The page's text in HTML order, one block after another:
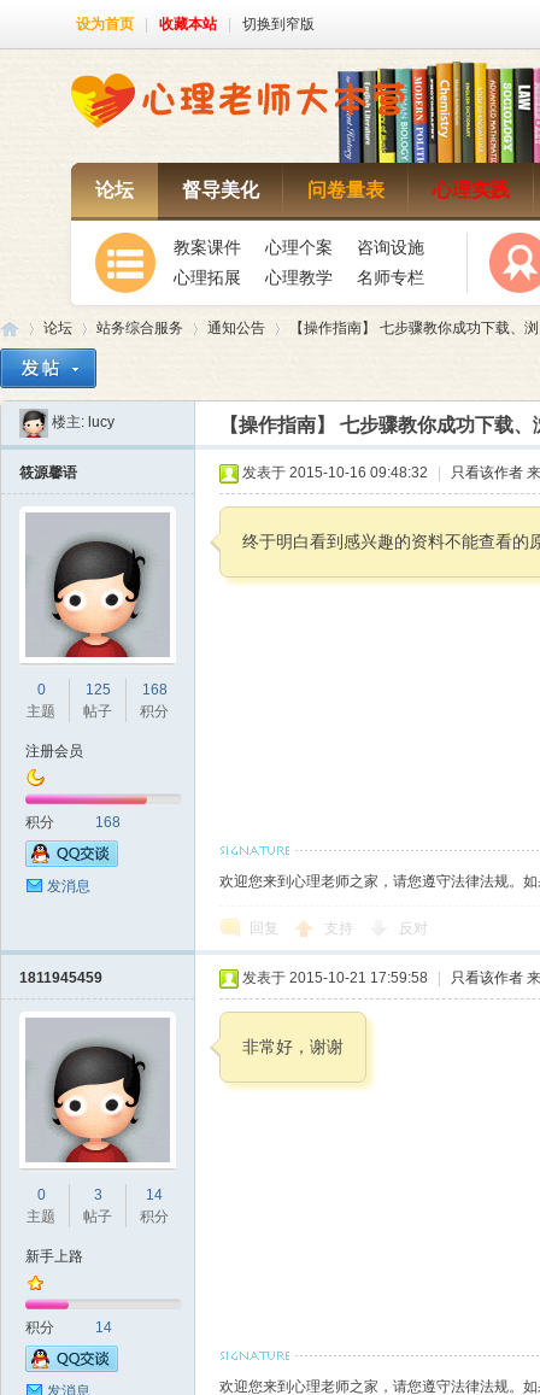
设为首页 收藏本站 切换到窄版
论坛 督导美化 问卷量表 心理实践
教案课件 心理个案
咨询设施
心理拓展
心理教学 名师专栏
»
论坛
›
站务综合服务 通知公告
›
【操作指南】 七步骤教你成功下载、
楼主: lucy 【操作指南】 七步骤教你成功下载
筱源馨语
0
主题
125
帖子
168
积分
注册会员
积分 168
发消息
发表于 2015-10-16 09:48:32 只看该作者
终于明白看到感兴趣的资料不能查看的
欢迎您来到心理老师之家，请您遵守法律法规。
回复 支持 反对
1811945459
0
主题
3
帖子
14
积分
新手上路
积分 14
发消息
发表于 2015-10-21 17:59:58 只看该作者
非常好，谢谢
欢迎您来到心理老师之家，请您遵守法律法规。